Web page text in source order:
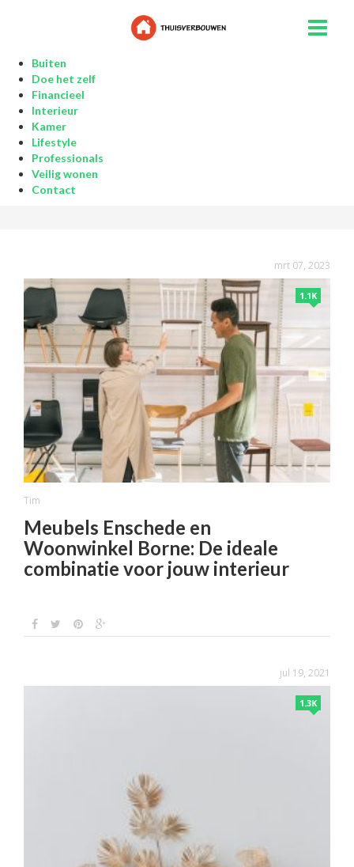
Buiten
Doe het zelf
Financieel
Interieur
Kamer
Lifestyle
Professionals
Veilig wonen
Contact
mrt 07, 2023
1.1K
Tim
Meubels Enschede en
Woonwinkel Borne: De ideale
combinatie voor jouw interieur
jul 19, 2021
1.3K